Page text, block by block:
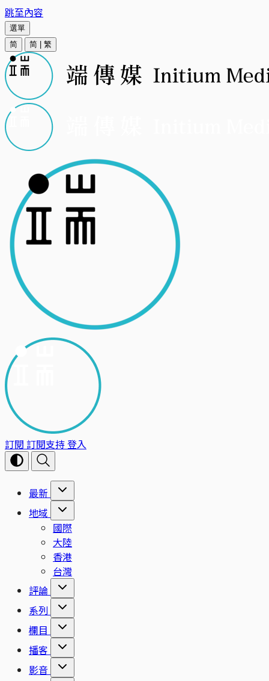
跳至內容
選單
简
简 繁
訂閱 訂閱支持登入
最新
地域
國際
大陸
香港
台灣
評論
系列
欄目
播客
影音